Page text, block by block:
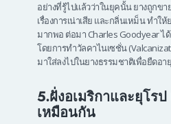
อย่างที่รู้ไปแล้วว่าในยุคนั้น ยางถูกขา
เรื่องการเน่าเสีย และกลิ่นเหม็น ทำใ
มากพอ ต่อมา Charles Goodyear ไ
โดยการทำวัลคาไนเซชั่น
มาใส่ลงไปในยางธรรมชาติเพื่อยืดอา
5.ฝั่งอเมริกาและยุโร
เหมือนกัน